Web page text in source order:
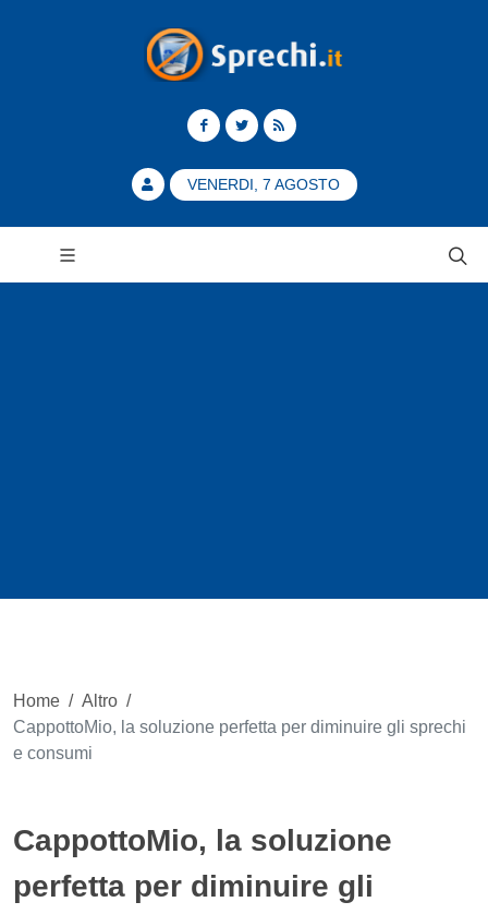
VENERDI, 7 AGOSTO
Home / Altro /
CappottoMio, la soluzione perfetta per diminuire gli sprechi
e consumi
CappottoMio, la soluzione
perfetta per diminuire gli